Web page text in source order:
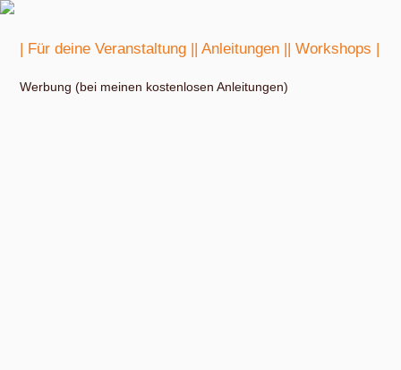
| Für deine Veranstaltung || Anleitungen || Workshops |
Werbung (bei meinen kostenlosen Anleitungen)